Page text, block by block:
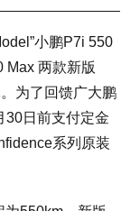
小鹏P7i 550
Max 两款新版
为了回馈广大鹏
30日前支付定金
系列原装